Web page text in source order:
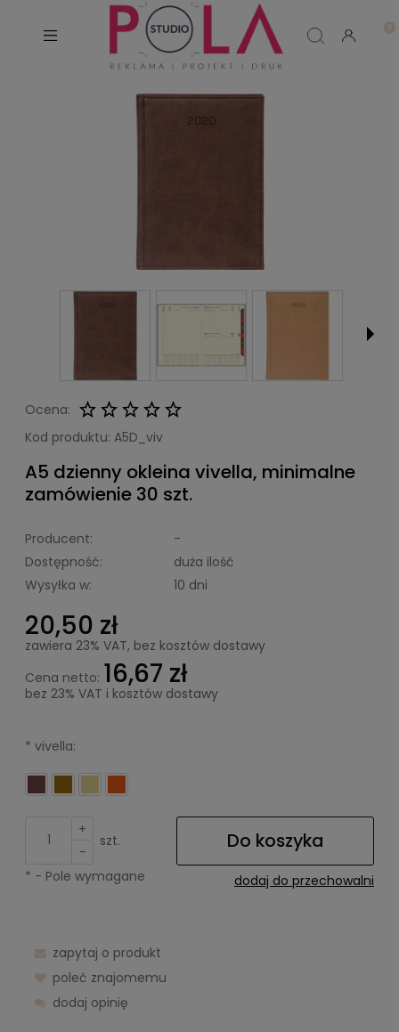
Ocena:
Kod produktu: A5D_viv
A5 dzienny okleina vivella, minimalne
zamówienie 30 szt.
Producent:
-
Dostępność:
duża ilość
Wysyłka w:
10 dni
20,50 zł
zawiera 23% VAT, bez kosztów dostawy
Cena netto: 16,67 zł
bez 23% VAT i kosztów dostawy
* vivella:
+
-
szt. Do koszyka
dodaj do przechowalni
* - Pole wymagane
zapytaj o produkt
poleć znajomemu
dodaj opinię